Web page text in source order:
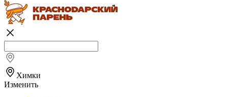
Химки
Изменить